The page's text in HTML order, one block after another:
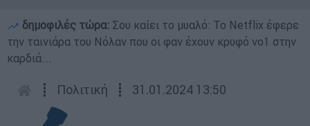
δημοφιλές τώρα: Σου καίει το μυαλό: Το Netflix έφερε
την ταινιάρα του Νόλαν που οι φαν έχουν κρυφό νο1 στην
καρδιά...
┋ Πολιτική ┋ 31.01.2024 13:50